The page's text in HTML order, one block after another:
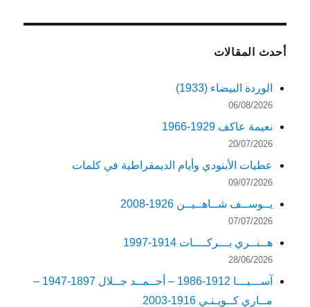
أحدث المقالات
الوردة البيضاء (1933)
06/08/2026
نعيمة عاكف 1929-1966
20/07/2026
عطيات الأبنودي وأيام الديمقراطية في كلمات
09/07/2026
يــوســف شــاهــيــن 1926-2008
07/07/2026
هــنــري بـــركــــات 1914-1997
28/06/2026
آســـيـــا 1912-1986 – أحــمــد جــلال 1897-1947 –
مــاري كــويـنـي 1916-2003